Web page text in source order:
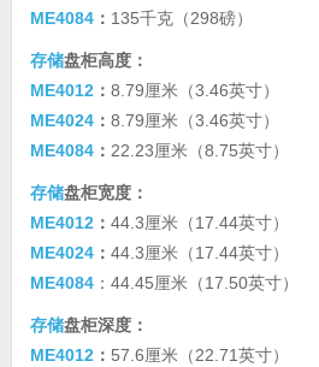
ME4084： 135千克（298磅）
存储盘柜高度：
ME4012： 8.79厘米（3.46英寸）
ME4024： 8.79厘米（3.46英寸）
ME4084： 22.23厘米（8.75英寸）
存储盘柜宽度：
ME4012： 44.3厘米（17.44英寸）
ME4024： 44.3厘米（17.44英寸）
ME4084：44.45厘米（17.50英寸）
存储盘柜深度：
ME4012： 57.6厘米（22.71英寸）